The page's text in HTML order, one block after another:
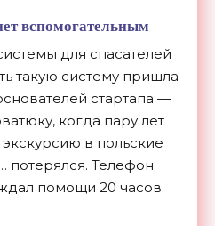
вспомогательным
для спасателей
такую систему пришла
стартапа —
когда пару лет
в польские
потерялся. Телефон
помощи 20 часов.